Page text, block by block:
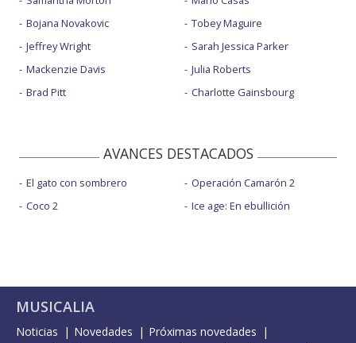
Bojana Novakovic
Jeffrey Wright
Mackenzie Davis
Brad Pitt
Tobey Maguire
Sarah Jessica Parker
Julia Roberts
Charlotte Gainsbourg
AVANCES DESTACADOS
El gato con sombrero
Coco 2
Operación Camarón 2
Ice age: En ebullición
MUSICALIA
Noticias Novedades
Próximas novedades